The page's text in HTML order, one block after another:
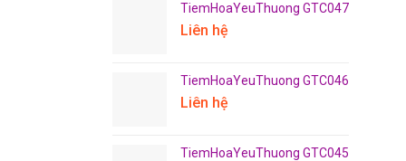
TiemHoaYeuThuong GTC047
Liên hệ
TiemHoaYeuThuong GTC046
Liên hệ
TiemHoaYeuThuong GTC045